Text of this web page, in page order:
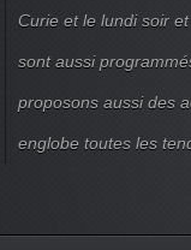
Curie et le lundi soir
sont aussi
proposons aussi des
englobe toutes les